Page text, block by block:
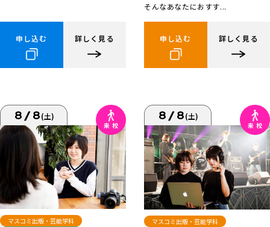
申し込む 詳しく見る
そんなあなたにおすす...
申し込む 詳しく見る
8/8(土)
マスコミ出版・芸能学科
8/8(土)
マスコミ出版・芸能学科